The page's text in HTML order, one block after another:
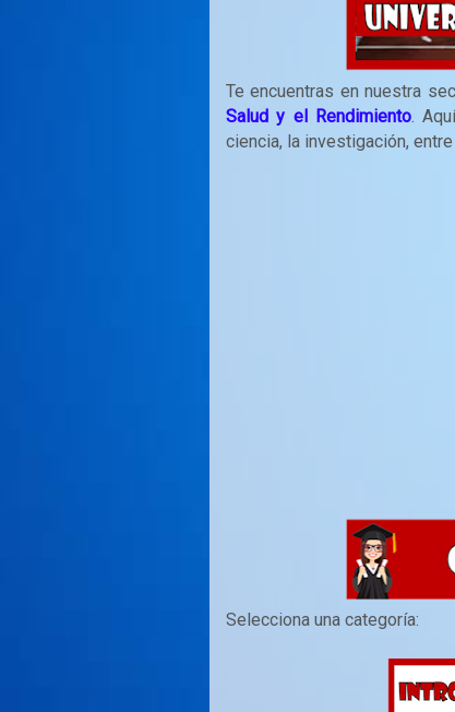
Te encuentras en nuestra
Salud y el Rendimiento.
ciencia, la investigación,
Selecciona una categoría: